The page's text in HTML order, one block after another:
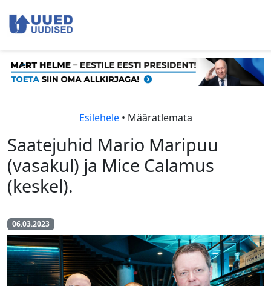
Esilehele• Määratlemata
Saatejuhid Mario Maripuu
(vasakul) ja Mice Calamus
(keskel).
06.03.2023